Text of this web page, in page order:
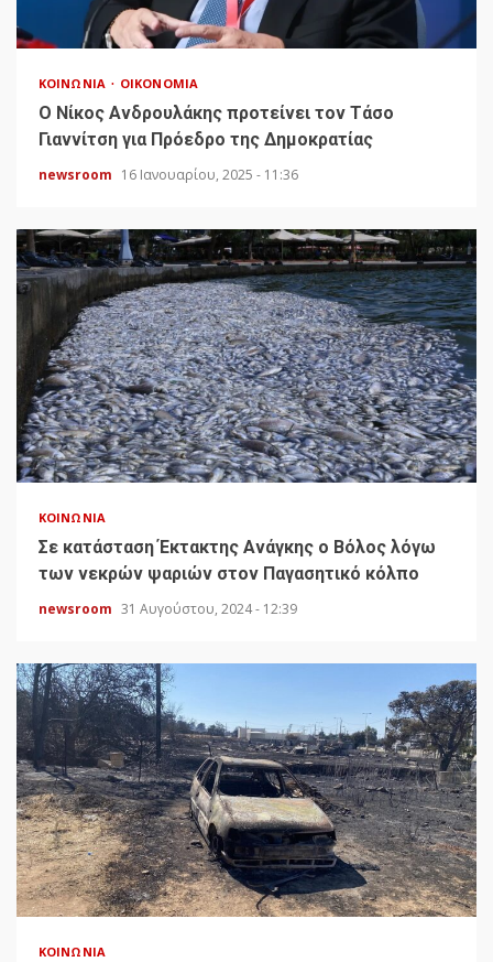
ΚΟΙΝΩΝΊΑ ΟΙΚΟΝΟΜΊΑ
Ο Νίκος Ανδρουλάκης προτείνει τον Τάσο
Γιαννίτση για Πρόεδρο της Δημοκρατίας
newsroom 16 Ιανουαρίου, 2025 - 11:36
ΚΟΙΝΩΝΊΑ
Σε κατάσταση Έκτακτης Ανάγκης ο Βόλος λόγω
των νεκρών ψαριών στον Παγασητικό κόλπο
newsroom 31 Αυγούστου, 2024 - 12:39
ΚΟΙΝΩΝΊΑ